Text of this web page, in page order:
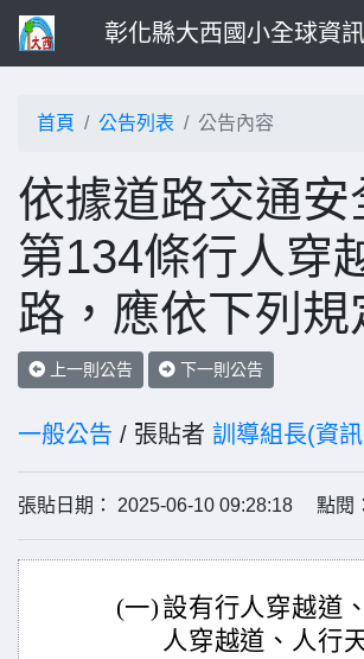
彰化縣大西國小全球資
首頁 公告列表 公告內容
依據道路交通安
第134條行人穿
路，應依下列規
上一則公告 下一則公告
一般公告 / 張貼者 訓導組長(資
張貼日期： 2025-06-10 09:28:18 點閱：
(一) 設有行人穿越道
人穿越道、人行